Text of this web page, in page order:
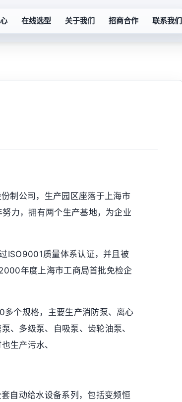
齿轮油泵系列
一体化预制泵站
玻璃钢
在线选型 关于我们 招商合作 联系我们
制公司，生产园区座落于上海市
力，拥有两个生产基地，为企业
ISO9001质量体系认证，并且被
年度上海市工商局首批免检企
个规格，主要生产消防泵、离心
、多级泵、自吸泵、齿轮油泵、
生产污水、
自动给水设备系列，包括变频恒